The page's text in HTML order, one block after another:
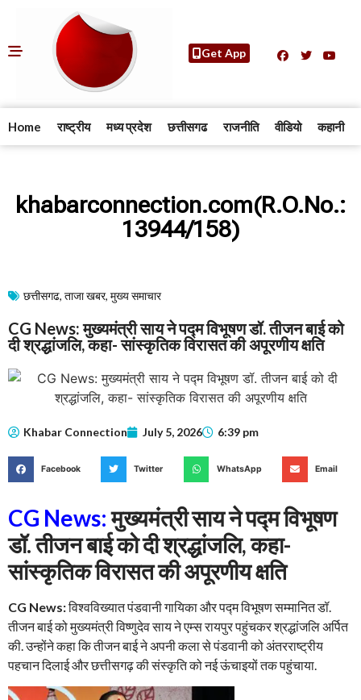
Get App
Home राष्ट्रीय मध्य प्रदेश छत्तीसगढ राजनीति वीडियो कहानी
khabarconnection.com(R.O.No.:
13944/158)
छत्तीसगढ, ताजा खबर, मुख्य समाचार​
CG News: मुख्यमंत्री साय ने पद्म विभूषण डॉ. तीजन बाई को
दी श्रद्धांजलि, कहा- सांस्कृतिक विरासत की अपूरणीय क्षति
Khabar Connection July 5, 2026 6:39 pm
Facebook Twitter WhatsApp Email
CG News:मुख्यमंत्री साय ने पद्म विभूषण
डॉ. तीजन बाई को दी श्रद्धांजलि, कहा-
सांस्कृतिक विरासत की अपूरणीय क्षति
CG News:विश्वविख्यात पंडवानी गायिका और पद्म विभूषण सम्मानित डॉ.
तीजन बाई को मुख्यमंत्री विष्णुदेव साय ने एम्स रायपुर पहुंचकर श्रद्धांजलि अर्पित
की. उन्होंने कहा कि तीजन बाई ने अपनी कला से पंडवानी को अंतरराष्ट्रीय
पहचान दिलाई और छत्तीसगढ़ की संस्कृति को नई ऊंचाइयों तक पहुंचाया.